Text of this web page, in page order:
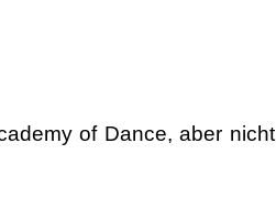
of Dance, aber nicht